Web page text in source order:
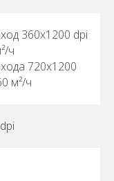
360х1200 dpi
ч
720х1200
м²/ч